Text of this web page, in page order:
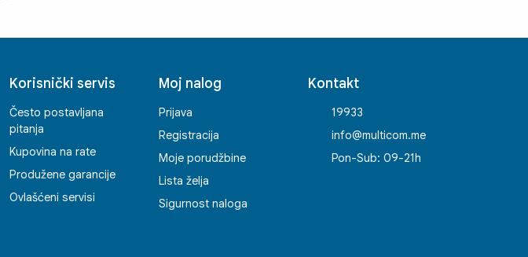
Korisnički servis
Često postavljana
pitanja
Kupovina na rate
Produžene garancije
Ovlašćeni servisi
Moj nalog
Prijava
Registracija
Moje porudžbine
Lista želja
Sigurnost naloga
Kontakt
19933
info@multicom.me
Pon-Sub: 09-21h